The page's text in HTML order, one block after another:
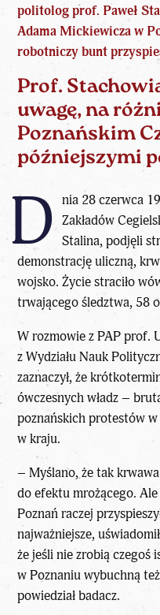
politolog prof. Paweł
Adama Mickiewicza w
robotniczy bunt
Prof.
uwagę, na
Poznańskim
późniejszymi
D
nia 28 czerwca
Zakładów
Stalina, podjęli
demonstrację uliczną,
wojsko. Życie straciło
trwającego śledztwa, 58
W rozmowie z PAP prof.
z Wydziału Nauk
zaznaczył, że
ówczesnych władz –
poznańskich protestów
w kraju.
– Myślano, że tak
do efektu mrożącego.
Poznań raczej
najważniejsze,
że jeśli nie zrobią
w Poznaniu wybuchną
powiedział badacz.